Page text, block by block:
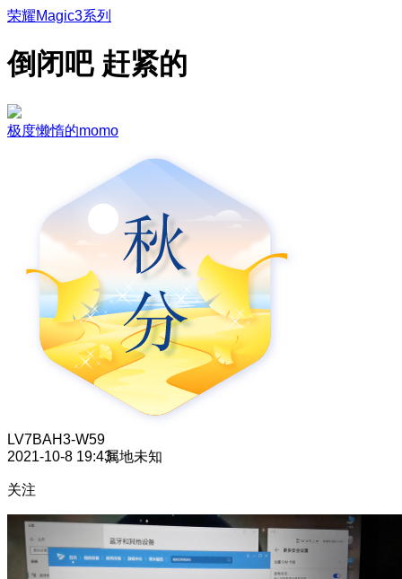
荣耀Magic3系列
倒闭吧 赶紧的
极度懒惰的momo
LV7BAH3-W59
2021-10-8 19:43属地未知
关注